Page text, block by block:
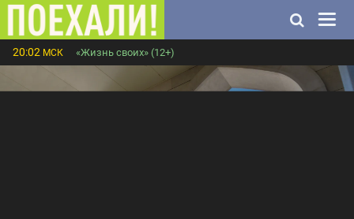
20:02 МСК «Жизнь своих» (12+)